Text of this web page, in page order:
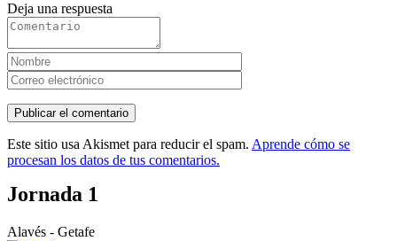
Deja una respuesta
Este sitio usa Akismet para reducir el spam. Aprende cómo se
procesan los datos de tus comentarios.
Jornada 1
Alavés - Getafe